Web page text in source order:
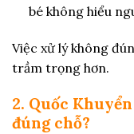
bé không hiểu
Việc xử lý không
trầm trọng hơn.
2. Quốc
đúng chỗ?